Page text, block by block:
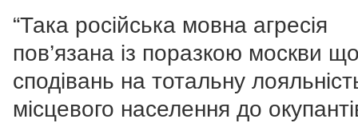
“Така російська мовна агресія
пов’язана із поразкою москви
сподівань на тотальну
місцевого населення до